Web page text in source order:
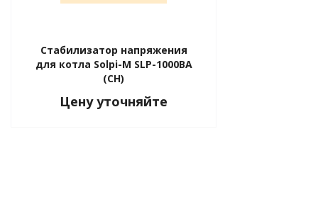
установки
Стабилизатор напряжения
для котла Solpi-M SLP-1000BA
(СН)
Цену уточняйте